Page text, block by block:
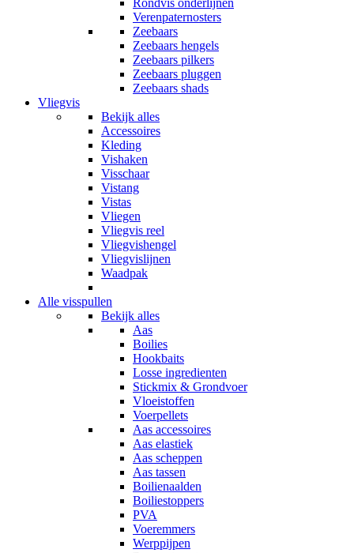
Rondvis onderlijnen
Verenpaternosters
Zeebaars
Zeebaars hengels
Zeebaars pilkers
Zeebaars pluggen
Zeebaars shads
Vliegvis
Bekijk alles
Accessoires
Kleding
Vishaken
Visschaar
Vistang
Vistas
Vliegen
Vliegvis reel
Vliegvishengel
Vliegvislijnen
Waadpak
Alle visspullen
Bekijk alles
Aas
Boilies
Hookbaits
Losse ingredienten
Stickmix & Grondvoer
Vloeistoffen
Voerpellets
Aas accessoires
Aas elastiek
Aas scheppen
Aas tassen
Boilienaalden
Boiliestoppers
PVA
Voeremmers
Werppijpen